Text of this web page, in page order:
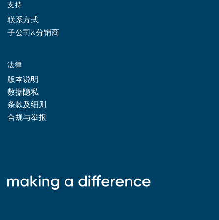
支持
联系方式
子公司&分销商
法律
版本说明
数据隐私
条款及细则
合规与举报